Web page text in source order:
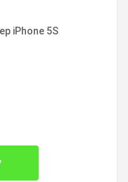
iPhone 5S